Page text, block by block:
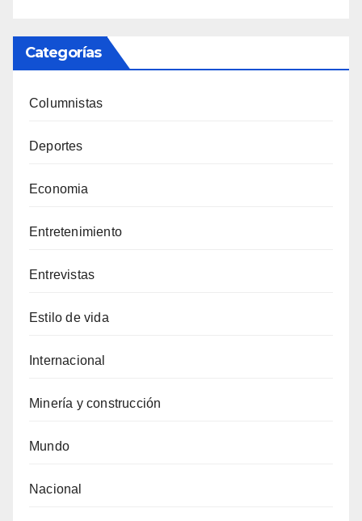
Categorías
Columnistas
Deportes
Economia
Entretenimiento
Entrevistas
Estilo de vida
Internacional
Minería y construcción
Mundo
Nacional